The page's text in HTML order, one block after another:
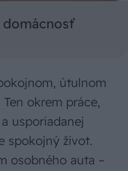
domácnosť
útulnom
okrem práce,
usporiadanej
spokojný život.
osobného auta –